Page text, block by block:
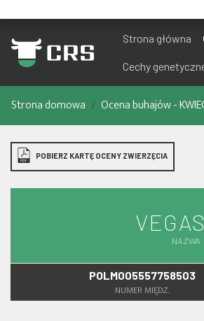
Strona główna
Cechy
Strona domowa Ocena buhajów -
POBIERZ KARTĘ OCENY ZWIERZĘCIA
NAZWA
POLM005557758503
NUMER MIĘDZ.